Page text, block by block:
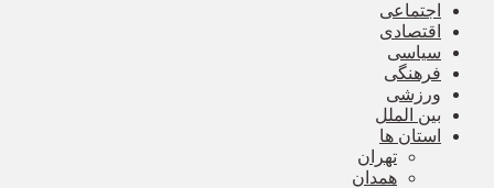
اجتماعی
اقتصادی
سیاسی
فرهنگی
ورزشی
بین الملل
استان ها
تهران
همدان